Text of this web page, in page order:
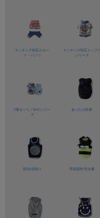
マッチング対応スカー
ト・パンツ
マッチング対応トップス
シリーズ
2着セット／2in1シリー
ズ
あったか防寒
防虫/虫除け 高視認性/安全服